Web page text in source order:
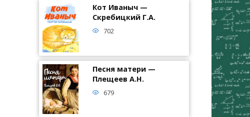
Кот Иваныч —
Скребицкий Г.А.
702
Песня матери —
Плещеев А.Н.
679